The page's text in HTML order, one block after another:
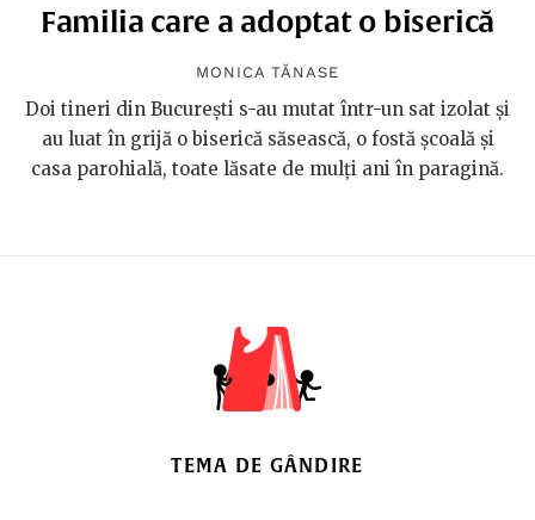
Familia care a adoptat o biserică
MONICA TĂNASE
Doi tineri din București s-au mutat într-un sat izolat și
au luat în grijă o biserică săsească, o fostă școală și
casa parohială, toate lăsate de mulți ani în paragină.
TEMA DE GÂNDIRE